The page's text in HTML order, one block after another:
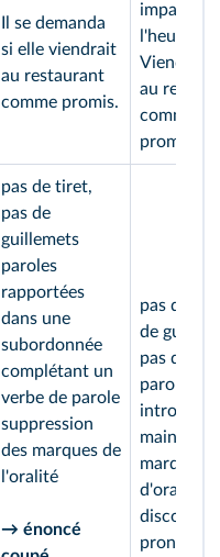
Il se demanda
si elle viendrait
au restaurant
comme promis.
l'heure
Viendrait-
au
comme
promis ?
pas de tiret,
pas de
guillemets
paroles
rapportées
dans une
subordonnée
complétant un
verbe de parole
suppression
des marques de
l'oralité
→ énoncé
pas de
de
pas de
parole
maintien
marques
d'oralité
discours
pronoms